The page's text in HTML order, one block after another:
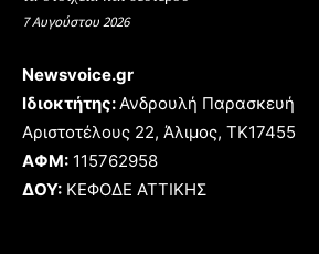
7 Αυγούστου 2026
Newsvoice.gr
Ιδιοκτήτης:Ανδρουλή Παρασκευή
Αριστοτέλους 22, Άλιμος, TK17455
ΑΦΜ: 115762958
ΔΟΥ: ΚΕΦΟΔΕ ΑΤΤΙΚΗΣ